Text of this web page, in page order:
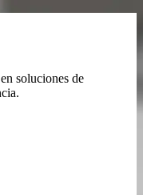
soluciones de